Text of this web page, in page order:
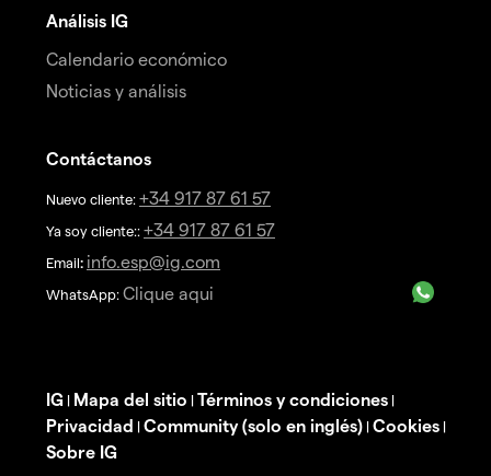
Análisis IG
Calendario económico
Noticias y análisis
Contáctanos
Nuevo cliente: +34 917 87 61 57
Ya soy cliente:: +34 917 87 61 57
Email: info.esp@ig.com
WhatsApp: Clique aqui
IG | Mapa del sitio | Términos y condiciones |
Privacidad | Community (solo en inglés) | Cookies |
Sobre IG